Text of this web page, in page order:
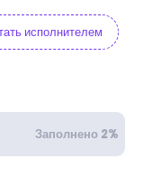
исполнителем
Заполнено 2%